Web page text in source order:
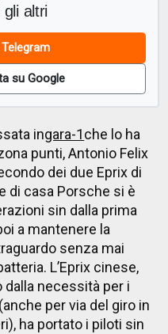
altri
su Google
ingara-1che lo ha
punti, Antonio Felix
dei due Eprix di
di casa Porsche si è
sin dalla prima
a mantenere la
senza mai
L’Eprix cinese,
necessità per i
per via del giro in
ha portato i piloti sin